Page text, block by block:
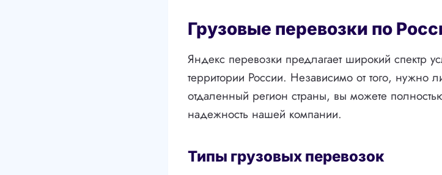
Грузовые перевозки по
Яндекс перевозки предлагает широкий спектр
территории России. Независимо от того, нужно
отдаленный регион страны, вы можете
надежность нашей компании.
Типы грузовых перевозок